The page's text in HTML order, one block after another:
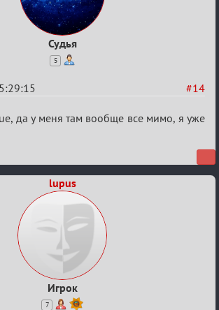
Судья
5
#14
да у меня там вообще все мимо, я уже
lupus
Игрок
7